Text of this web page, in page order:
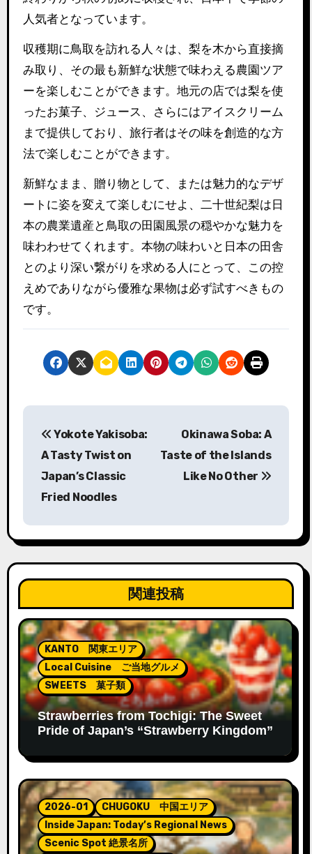
人気者となっています。
収穫期に鳥取を訪れる人々は、梨を木から直接摘
み取り、その最も新鮮な状態で味わえる農園ツア
ーを楽しむことができます。地元の店では梨を使
ったお菓子、ジュース、さらにはアイスクリーム
まで提供しており、旅行者はその味を創造的な方
法で楽しむことができます。
新鮮なまま、贈り物として、または魅力的なデザ
ートに姿を変えて楽しむにせよ、二十世紀梨は日
本の農業遺産と鳥取の田園風景の穏やかな魅力を
味わわせてくれます。本物の味わいと日本の田舎
とのより深い繋がりを求める人にとって、この控
えめでありながら優雅な果物は必ず試すべきもの
です。
稿
ナ
ビ
ゲ
ー
シ
ョ
ン
Yokote Yakisoba:
A Tasty Twist on
Japan’s Classic
Fried Noodles
Okinawa Soba: A
Taste of the Islands
Like No Other
関連投稿
KANTO 関東エリア
Local Cuisine ご当地グルメ
SWEETS 菓子類
Strawberries from Tochigi: The Sweet
Pride of Japan’s “Strawberry Kingdom”
2026-01
CHUGOKU 中国エリア
Inside Japan: Today’s Regional News
Scenic Spot 絶景名所